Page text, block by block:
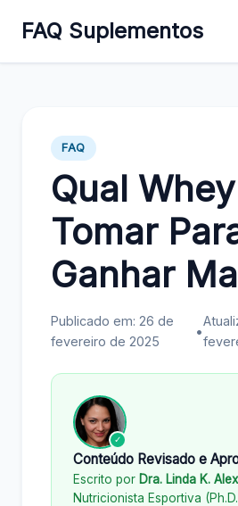
FAQ Suplementos
FAQ
Qual Whey
Tomar
Ganhar
Publicado em: 26 de
fevereiro de 2025
•
✓
Conteúdo Revisado e
Escrito por Dra. Linda K.
Nutricionista Esportiva